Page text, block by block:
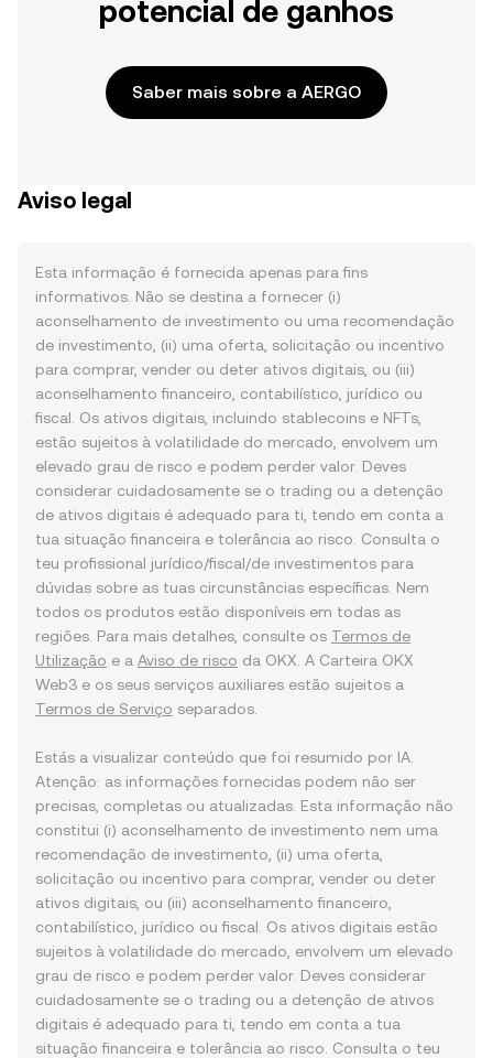
potencial de ganhos
Saber mais sobre a AERGO
Aviso legal
Esta informação é fornecida apenas para fins
informativos. Não se destina a fornecer (i)
aconselhamento de investimento ou uma recomendação
de investimento, (ii) uma oferta, solicitação ou incentivo
para comprar, vender ou deter ativos digitais, ou (iii)
aconselhamento financeiro, contabilístico, jurídico ou
fiscal. Os ativos digitais, incluindo stablecoins e NFTs,
estão sujeitos à volatilidade do mercado, envolvem um
elevado grau de risco e podem perder valor. Deves
considerar cuidadosamente se o trading ou a detenção
de ativos digitais é adequado para ti, tendo em conta a
tua situação financeira e tolerância ao risco. Consulta o
teu profissional jurídico/fiscal/de investimentos para
dúvidas sobre as tuas circunstâncias específicas. Nem
todos os produtos estão disponíveis em todas as
regiões. Para mais detalhes, consulte os Termos de
Utilização e a Aviso de risco da OKX. A Carteira OKX
Web3 e os seus serviços auxiliares estão sujeitos a
Termos de Serviço separados.
Estás a visualizar conteúdo que foi resumido por IA.
Atenção: as informações fornecidas podem não ser
precisas, completas ou atualizadas. Esta informação não
constitui (i) aconselhamento de investimento nem uma
recomendação de investimento, (ii) uma oferta,
solicitação ou incentivo para comprar, vender ou deter
ativos digitais, ou (iii) aconselhamento financeiro,
contabilístico, jurídico ou fiscal. Os ativos digitais estão
sujeitos à volatilidade do mercado, envolvem um elevado
grau de risco e podem perder valor. Deves considerar
cuidadosamente se o trading ou a detenção de ativos
digitais é adequado para ti, tendo em conta a tua
situação financeira e tolerância ao risco. Consulta o teu